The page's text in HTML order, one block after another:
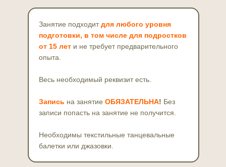
Занятие подходитдля любого уровня
подготовки, в том числе для подростков
от 15 лет и не требует предварительного
опыта.
Весь необходимый реквизит есть.
Запись на занятие ОБЯЗАТЕЛЬНА! Без
записи попасть на занятие не получится.
Необходимы текстильные танцевальные
балетки или джазовки.